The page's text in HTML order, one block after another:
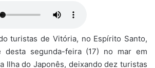
turistas de Vitória, no Espírito Santo,
desta segunda-feira (17) no mar em
Ilha do Japonês, deixando dez turistas